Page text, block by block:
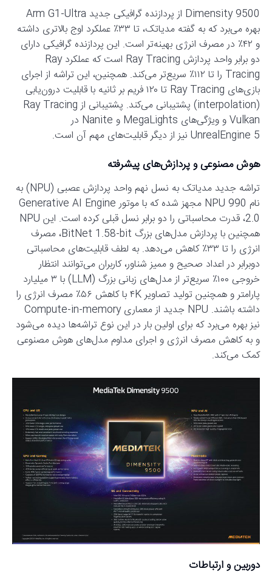
Dimensity 9500 از پردازنده گرافیکی جدید Arm G1-Ultra
بهره می‌برد که به گفته مدیاتک، تا ۳۳٪ عملکرد اوج بالاتری داشته
و ۴۲٪ در مصرف انرژی بهینه‌تر است. این پردازنده گرافیکی دارای
دو برابر واحد پردازش Ray Tracing است که عملکرد Ray
Tracing را تا ۱۱۲٪ سریع‌تر می‌کند. همچنین، این تراشه از اجرای
بازی‌های Ray Tracing تا ۱۲۰ فریم بر ثانیه با قابلیت درون‌یابی
(interpolation) پشتیبانی می‌کند. پشتیبانی از Ray Tracing
Vulkan و ویژگی‌های MegaLights و Nanite در
UnrealEngine 5 نیز از دیگر قابلیت‌های مهم آن است.
هوش مصنوعی و پردازش‌های پیشرفته
تراشه جدید مدیاتک به نسل نهم واحد پردازش عصبی (NPU) به
نام NPU 990 مجهز شده که با موتور Generative AI Engine
2.0، قدرت محاسباتی را دو برابر نسل قبلی کرده است. این NPU
همچنین با پردازش مدل‌های بزرگ BitNet 1.58-bit، مصرف
انرژی را تا ۳۳٪ کاهش می‌دهد. به لطف قابلیت‌های محاسباتی
دوبرابر در اعداد صحیح و ممیز شناور، کاربران می‌توانند انتظار
خروجی ۱۰۰٪ سریع‌تر از مدل‌های زبانی بزرگ (LLM) با ۳ میلیارد
پارامتر و همچنین تولید تصاویر ۴K با کاهش ۵۶٪ مصرف انرژی را
داشته باشند. NPU جدید از معماری Compute-in-memory
نیز بهره می‌برد که برای اولین بار در این نوع تراشه‌ها دیده می‌شود
و به کاهش مصرف انرژی و اجرای مداوم مدل‌های هوش مصنوعی
کمک می‌کند.
دوربین و ارتباطات